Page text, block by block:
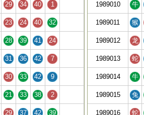
29 34 40 1
23 24 40 32
28 39 41 24
31 36 42 7
30 33 42 9
21 33 38 2
29 37 42 39
1989010 牛
1989011 猴
1989012 龙
1989013 蛇
1989014 牛
1989015 兔
1989016 蛇